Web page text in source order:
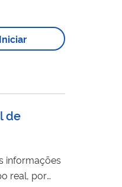
Iniciar
de
real, por